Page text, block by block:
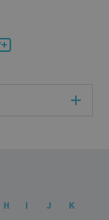
H I J
K